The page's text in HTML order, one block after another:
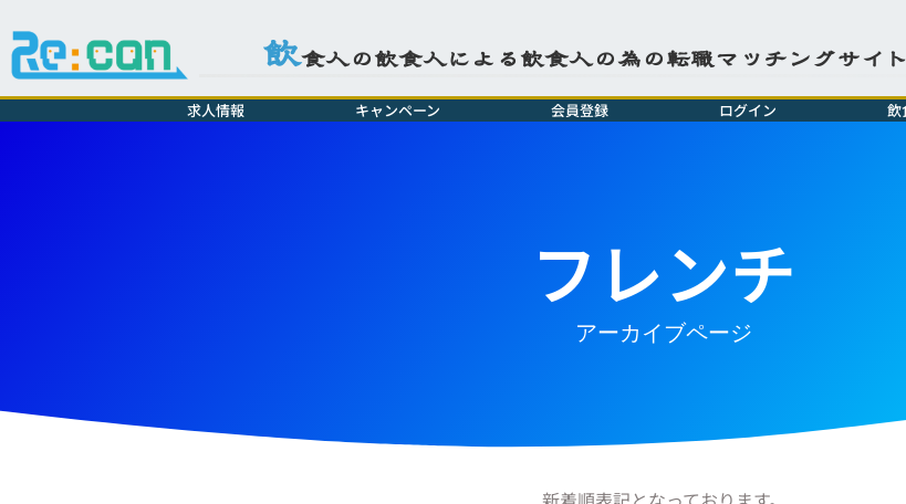
飲食人の飲食人による飲食人の為の転職マッチングサイ
求人情報 キャンペーン 会員登録 ログイン 飲
フレンチ
アーカイブページ